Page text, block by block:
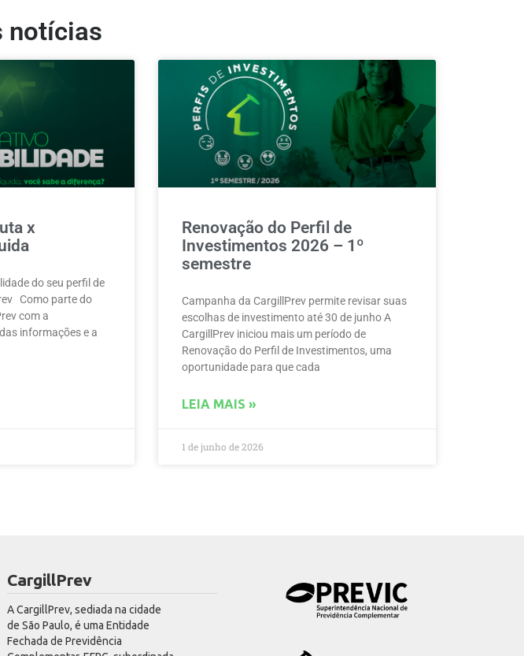
notícias
x
do seu perfil de
Como parte do
com a
informações e a
Renovação do Perfil de
Investimentos 2026 – 1º
semestre
Campanha da CargillPrev permite revisar suas
escolhas de investimento até 30 de junho A
CargillPrev iniciou mais um período de
Renovação do Perfil de Investimentos, uma
oportunidade para que cada
LEIA MAIS »
1 de junho de 2026
CargillPrev
A CargillPrev, sediada na cidade
de São Paulo, é uma Entidade
Fechada de Previdência